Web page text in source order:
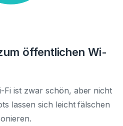
öffentlichen Wi-
Fi ist zwar schön, aber nicht
lassen sich leicht fälschen